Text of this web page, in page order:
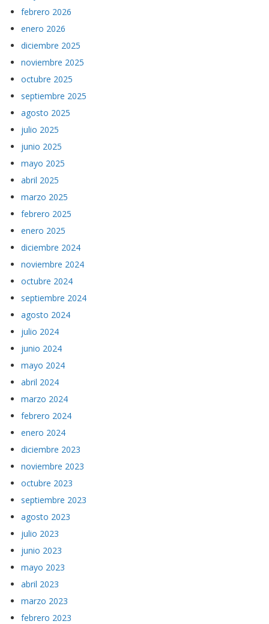
febrero 2026
enero 2026
diciembre 2025
noviembre 2025
octubre 2025
septiembre 2025
agosto 2025
julio 2025
junio 2025
mayo 2025
abril 2025
marzo 2025
febrero 2025
enero 2025
diciembre 2024
noviembre 2024
octubre 2024
septiembre 2024
agosto 2024
julio 2024
junio 2024
mayo 2024
abril 2024
marzo 2024
febrero 2024
enero 2024
diciembre 2023
noviembre 2023
octubre 2023
septiembre 2023
agosto 2023
julio 2023
junio 2023
mayo 2023
abril 2023
marzo 2023
febrero 2023